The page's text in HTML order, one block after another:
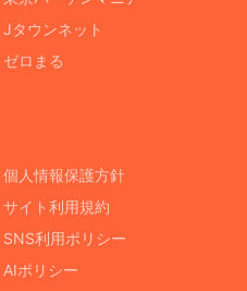
Jタウンネット
ゼロまる
個人情報保護方針
サイト利用規約
SNS利用ポリシー
AIポリシー